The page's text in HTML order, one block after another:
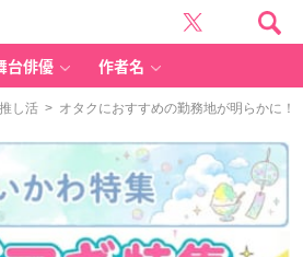
台俳優 作者名
し活 > オタクにおすすめの勤務地が明らかに